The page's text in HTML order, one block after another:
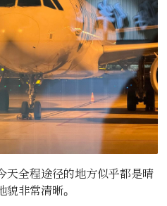
天全程途径的地方似乎都是晴
非常清晰。